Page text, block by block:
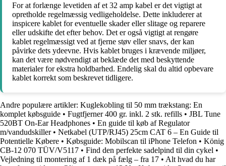
For at forlænge levetiden af et 32 amp kabel er det vigtigt at
opretholde regelmæssig vedligeholdelse. Dette inkluderer at
inspicere kablet for eventuelle skader eller slitage og reparere
eller udskifte det efter behov. Det er også vigtigt at rengøre
kablet regelmæssigt ved at fjerne støv eller snavs, der kan
påvirke dets ydeevne. Hvis kablet bruges i krævende miljøer,
kan det være nødvendigt at beklæde det med beskyttende
materialer for ekstra holdbarhed. Endelig skal du altid opbevare
kablet korrekt som beskrevet tidligere.
Andre populære artikler: Kuglekobling til 50 mm trækstang: En
komplet købsguide • Fugtfjerner 400 gr. inkl. 2 stk. refills • JBL Tune
520BT On-Ear Headphones • En guide til køb af Regulator
m/vandudskiller• Netkabel (UTP/RJ45) 25cm CAT 6 – En Guide til
Potentielle Købere • Købsguide: Mobilscan til iPhone Telefon • König
CB-12 070 TÜV/V5117 • Find den perfekte sadelpind til din cykel •
Vejledning til montering af 1 dæk på fælg – fra 17 • Alt hvad du har